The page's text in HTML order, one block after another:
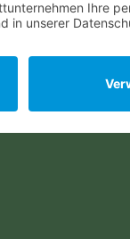
im
neue Artikel